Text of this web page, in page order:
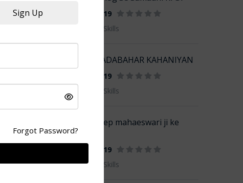
₹19
By SSJ Skills
101 SADABAHAR KAHANIYAN
₹19
By SSJ Skills
sandeep mahaeswari ji ke
₹19
By SSJ Skills
Sign Up
Forgot Password?